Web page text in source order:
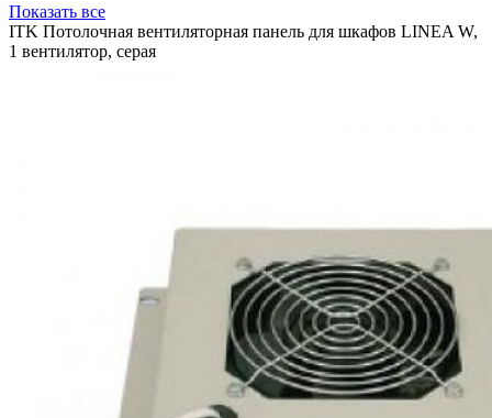
Показать все
ITK Потолочная вентиляторная панель для шкафов LINEA W,
1 вентилятор, серая